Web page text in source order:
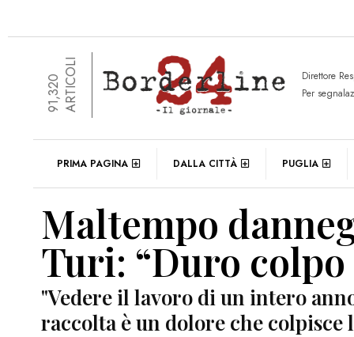
91,320ARTICOLI Direttore
Per
PRIMA PAGINA DALLA CITTÀ PUGLIA
Maltempo
Turi: “Duro
"Vedere il lavoro di un intero
raccolta è un dolore che